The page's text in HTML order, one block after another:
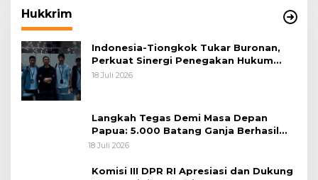
Hukkrim
Indonesia-Tiongkok Tukar Buronan,
Perkuat Sinergi Penegakan Hukum
Lintas Negara
18 Juli 2026
Langkah Tegas Demi Masa Depan
Papua: 5.000 Batang Ganja Berhasil
Diungkap Koops TNI Habema
18 Juli 2026
Komisi III DPR RI Apresiasi dan Dukung